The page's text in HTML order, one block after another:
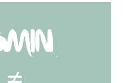
entre o 18° e o 24°
iniciar nova cartela ou carteira
o 25° e o 26° comprimido a